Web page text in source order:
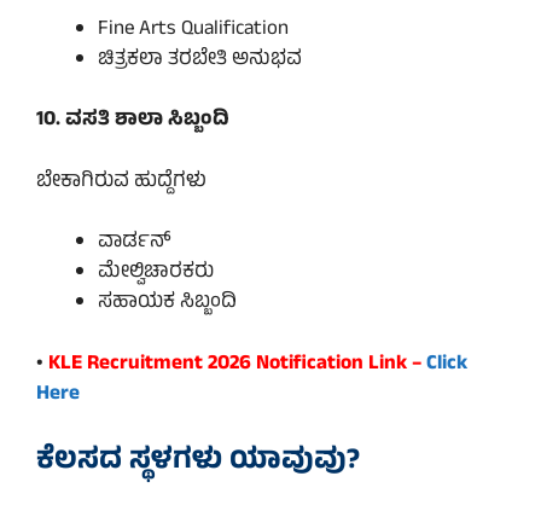
Fine Arts Qualification
ಚಿತ್ರಕಲಾ ತರಬೇತಿ ಅನುಭವ
10. ವಸತಿ ಶಾಲಾ ಸಿಬ್ಬಂದಿ
ಬೇಕಾಗಿರುವ ಹುದ್ದೆಗಳು
ವಾರ್ಡನ್
ಮೇಲ್ವಿಚಾರಕರು
ಸಹಾಯಕ ಸಿಬ್ಬಂದಿ
• KLE Recruitment 2026 Notification Link –Click
Here
ಕೆಲಸದ ಸ್ಥಳಗಳು ಯಾವುವು?